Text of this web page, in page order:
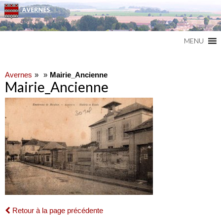
MENU
Avernes Mairie_Ancienne
Mairie_Ancienne
Retour à la page précédente